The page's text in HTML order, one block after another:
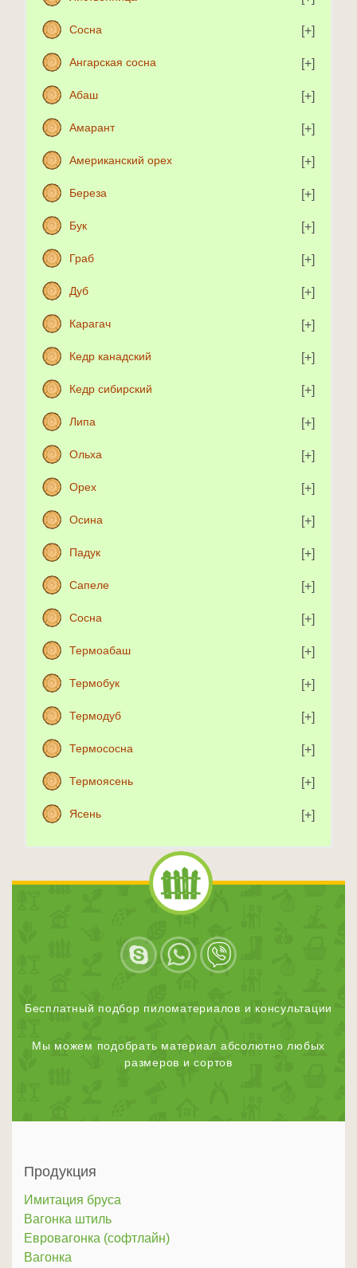
Сосна
Ангарская сосна
Абаш
Амарант
Американский орех
Береза
Бук
Граб
Дуб
Карагач
Кедр канадский
Кедр сибирский
Липа
Ольха
Орех
Осина
Падук
Сапеле
Сосна
Термоабаш
Термобук
Термодуб
Термососна
Термоясень
Ясень
Бесплатный подбор пиломатериалов и консультации
Мы можем подобрать материал абсолютно любых
размеров и сортов
Продукция
Имитация бруса
Вагонка штиль
Евровагонка (софтлайн)
Вагонка